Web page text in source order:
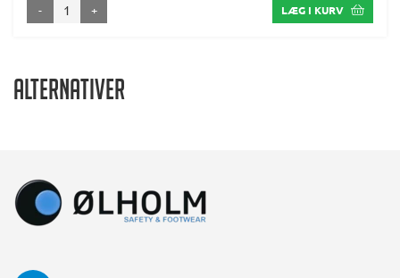
- + LÆG I KURV
Alternativer